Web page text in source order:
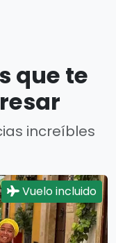
que te
increíbles
Vuelo incluido